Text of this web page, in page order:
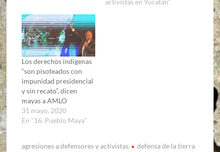
activistas en Yucatán"
Los derechos indígenas
“son pisoteados con
impunidad presidencial
y sin recato”, dicen
mayas a AMLO
31 mayo, 2020
En "16. Pueblo Maya"
agresiones a defensores y activistas
defensa de la tierra